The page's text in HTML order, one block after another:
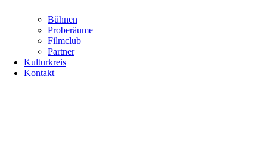
Bühnen
Proberäume
Filmclub
Partner
Kulturkreis
Kontakt